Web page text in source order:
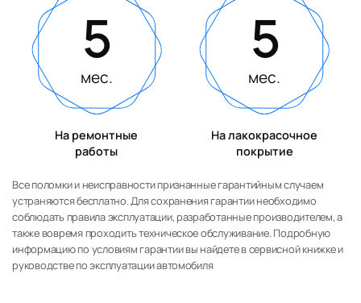
5
мес.
На ремонтные
работы
5
мес.
На лакокрасочное
покрытие
Все поломки и неисправности признанные гарантийным случаем
устраняются бесплатно. Для сохранения гарантии необходимо
соблюдать правила эксплуатации, разработанные производителем, а
также вовремя проходить техническое обслуживание. Подробную
информацию по условиям гарантии вы найдете в сервисной книжке и
руководстве по эксплуатации автомобиля